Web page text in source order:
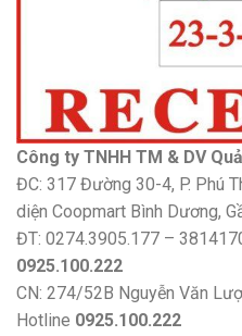
Công ty TNHH TM & DV
ĐC: 317 Đường 30-4, P. Phú
diện Coopmart Bình Dương,
ĐT: 0274.3905.177 –
0925.100.222
CN: 274/52B Nguyễn Văn
Hotline 0925.100.222